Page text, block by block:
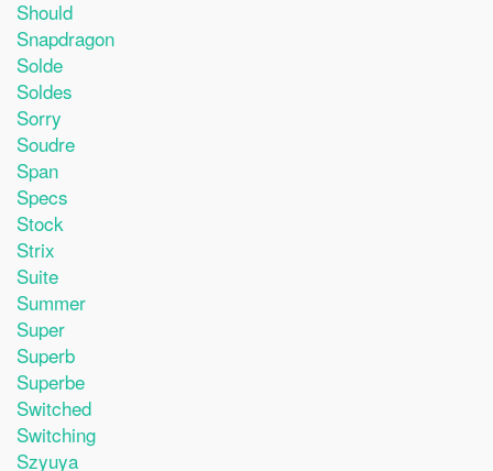
Should
Snapdragon
Solde
Soldes
Sorry
Soudre
Span
Specs
Stock
Strix
Suite
Summer
Super
Superb
Superbe
Switched
Switching
Szyuya